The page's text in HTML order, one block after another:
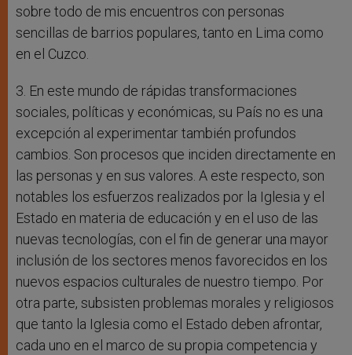
sobre todo de mis encuentros con personas
sencillas de barrios populares, tanto en Lima como
en el Cuzco.
3. En este mundo de rápidas transformaciones
sociales, políticas y económicas, su País no es una
excepción al experimentar también profundos
cambios. Son procesos que inciden directamente en
las personas y en sus valores. A este respecto, son
notables los esfuerzos realizados por la Iglesia y el
Estado en materia de educación y en el uso de las
nuevas tecnologías, con el fin de generar una mayor
inclusión de los sectores menos favorecidos en los
nuevos espacios culturales de nuestro tiempo. Por
otra parte, subsisten problemas morales y religiosos
que tanto la Iglesia como el Estado deben afrontar,
cada uno en el marco de su propia competencia y